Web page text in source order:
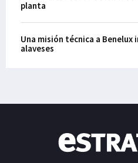
planta
Una misión técnica a
alaveses